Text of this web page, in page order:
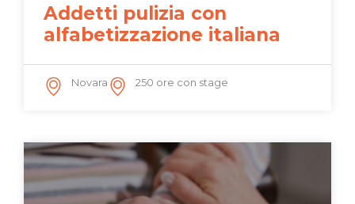
Addetti pulizia con
alfabetizzazione italiana
Novara 250 ore con stage